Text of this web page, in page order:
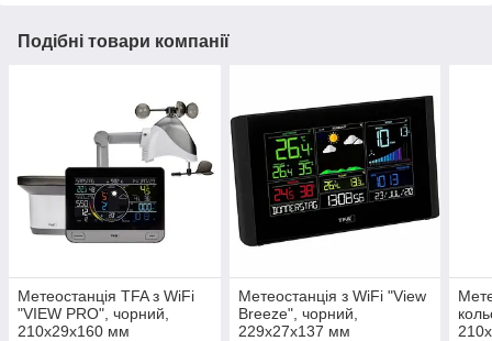
Подібні товари компанії
Метеостанція TFA з WiFi
"VIEW PRO", чорний,
210x29x160 мм
Метеостанція з WiFi "View
Breeze", чорний,
229x27x137 мм